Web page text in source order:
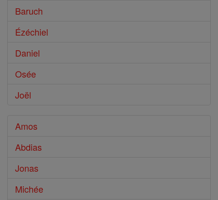
Baruch
Ézéchiel
Daniel
Osée
Joël
Amos
Abdias
Jonas
Michée